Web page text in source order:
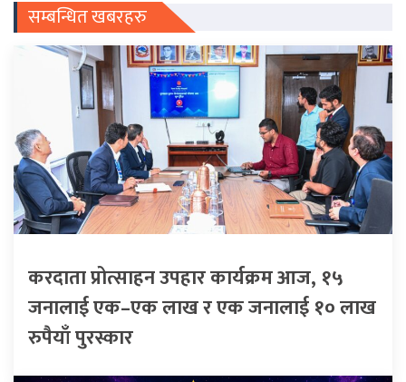
सम्बन्धित खबरहरु
करदाता प्रोत्साहन उपहार कार्यक्रम आज, १५
जनालाई एक–एक लाख र एक जनालाई १० लाख
रुपैयाँ पुरस्कार